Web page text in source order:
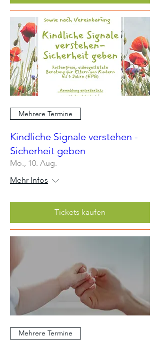
Mehrere Termine
Kindliche Signale verstehen -
Sicherheit geben
Mo., 10. Aug.
Mehr Infos
Tickets kaufen
Mehrere Termine